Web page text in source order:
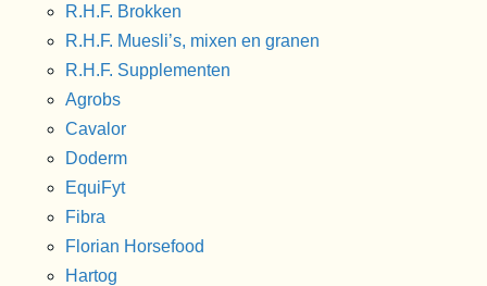
R.H.F. Brokken
R.H.F. Muesli’s, mixen en granen
R.H.F. Supplementen
Agrobs
Cavalor
Doderm
EquiFyt
Fibra
Florian Horsefood
Hartog